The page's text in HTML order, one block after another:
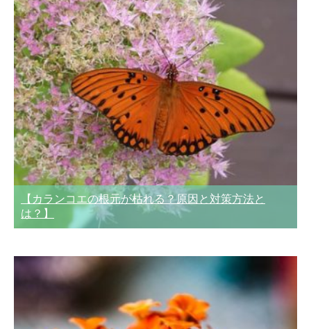
【カランコエの根元が枯れる？原因と対策方法と
は？】